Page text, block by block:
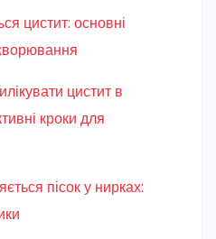
цистит: основні
цистит в
кроки для
пісок у нирках: